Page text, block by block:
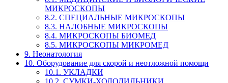
МИКРОСКОПЫ
8.2. СПЕЦИАЛЬНЫЕ МИКРОСКОПЫ
8.3. НАЛОБНЫЕ МИКРОСКОПЫ
8.4. МИКРОСКОПЫ БИОМЕД
8.5. МИКРОСКОПЫ МИКРОМЕД
9. Неонатология
10. Оборудование для скорой и неотложной помощи
10.1. УКЛАДКИ
10.2. СУМКИ-ХОЛОДИЛЬНИКИ